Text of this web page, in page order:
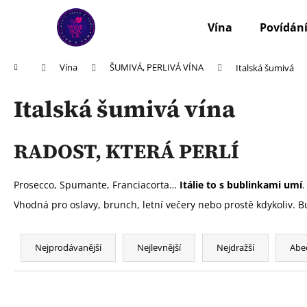
Vína
Domů Vína ŠUMIVÁ, PERLIVÁ VÍNA Italská šumivá
Italská šumivá vína
RADOST, KTERÁ PERLÍ
Prosecco, Spumante, Franciacorta… Itálie to s bublinkami umí
Vhodná pro oslavy, brunch, letní večery nebo prostě kdykoliv.
Ř
z
Nejprodávanější Nejlevnější Nejdražší
Zpět
obchodu
Zpět
obchodu